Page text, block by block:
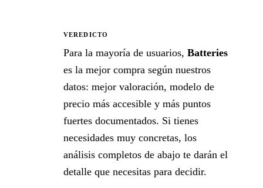
VEREDICTO
Para la mayoría de usuarios, Batteries
es la mejor compra según nuestros
datos: mejor valoración, modelo de
precio más accesible y más puntos
fuertes documentados. Si tienes
necesidades muy concretas, los
análisis completos de abajo te darán el
detalle que necesitas para decidir.